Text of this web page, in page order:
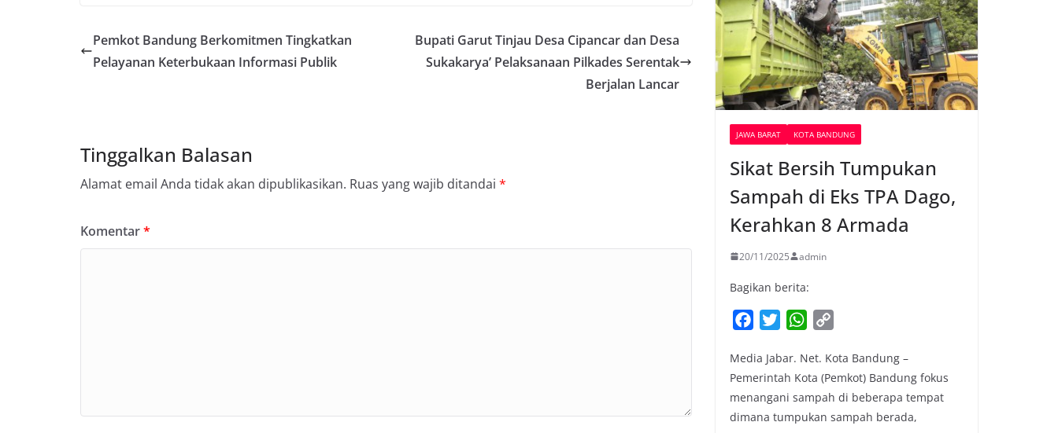
Pemkot Bandung Berkomitmen Tingkatkan
Pelayanan Keterbukaan Informasi Publik
Bupati Garut Tinjau Desa Cipancar dan Desa
Sukakarya’ Pelaksanaan Pilkades Serentak
Berjalan Lancar
Tinggalkan Balasan
Alamat email Anda tidak akan dipublikasikan. Ruas yang wajib ditandai *
Komentar*
JAWA BARAT KOTA BANDUNG
Sikat Bersih Tumpukan
Sampah di Eks TPA Dago,
Kerahkan 8 Armada
20/11/2025 admin
Bagikan berita:
c
e
b
o
i
t
t
e
W
a
t
s
A
p
y
L
i
Media Jabar. Net. Kota Bandung –
Pemerintah Kota (Pemkot) Bandung fokus
menangani sampah di beberapa tempat
dimana tumpukan sampah berada,